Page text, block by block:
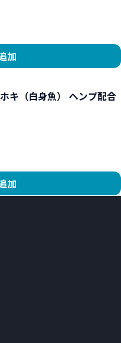
加
キ（白身魚） ヘンプ配合
加